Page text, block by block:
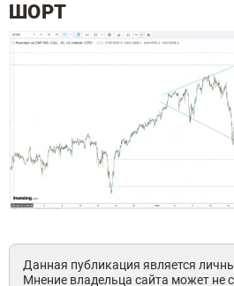
ШОРТ
Данная публикация является
Мнение владельца сайта может не